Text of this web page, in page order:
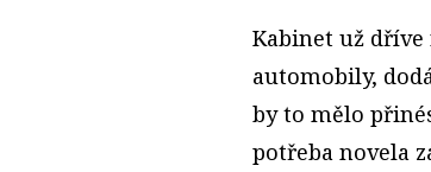
Kabinet už
automobily,
by to mělo
potřeba novela